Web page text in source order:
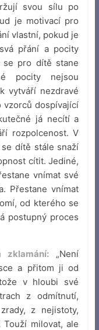
svou sílu po
je motivací pro
vlastní, pokud je
přání a pocity
se pro dítě stane
pocity nejsou
vytváří nezdravé
dospívající
já necítí a
rozpolcenost. V
dítě stále snaží
cítit. Jediné,
vnímat své
Přestane vnímat
od kterého se
postupný proces
„Není
a přitom ji od
v hloubi své
z odmítnutí,
z nejistoty,
milovat, ale